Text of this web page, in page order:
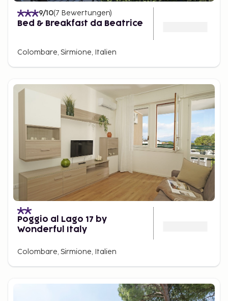
9/10(7 Bewertungen)
Bed & Breakfast da Beatrice
Colombare, Sirmione, Italien
Poggio al Lago 17 by
Wonderful Italy
Colombare, Sirmione, Italien